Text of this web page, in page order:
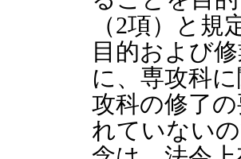
（2項）と
目的および
に、専攻科
攻科の修了
れていない